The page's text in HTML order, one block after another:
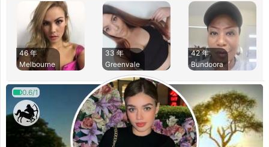
46 年
Melbourne
33 年
Greenvale
42 年
Bundoora
0.6/1